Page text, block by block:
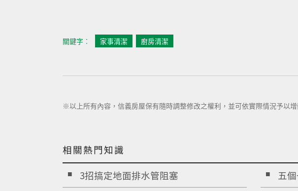
關鍵字︰ 家事清潔 廚房清潔
※以上所有內容，信義房屋保有隨時調整修改之權利，並可依實際情況予以
相關熱門知識
3招搞定地面排水管阻塞
五